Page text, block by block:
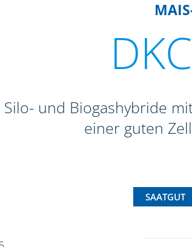
Silo- und Biogashybride
einer guten
SAATGUT